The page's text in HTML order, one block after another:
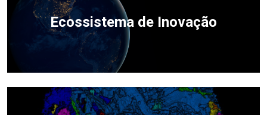
Ecossistema de Inovação